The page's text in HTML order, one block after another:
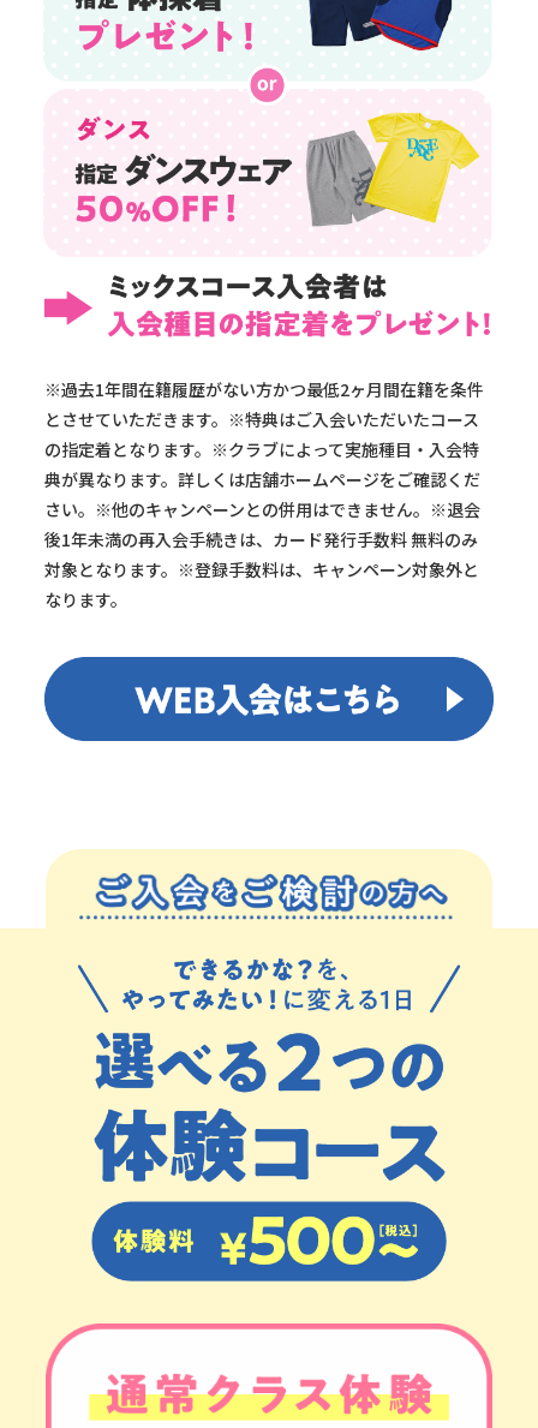
※過去1年間在籍履歴がない方かつ最低2ヶ月間在籍を条件
とさせていただきます。※特典はご入会いただいたコース
の指定着となります。※クラブによって実施種目・入会特
典が異なります。詳しくは店舗ホームページをご確認くだ
さい。※他のキャンペーンとの併用はできません。※退会
後1年未満の再入会手続きは、カード発行手数料 無料のみ
対象となります。※登録手数料は、キャンペーン対象外と
なります。